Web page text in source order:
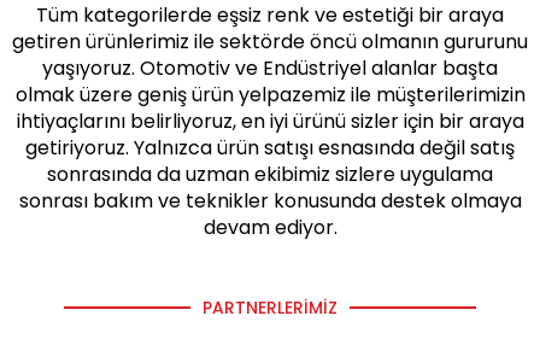
Tüm kategorilerde eşsiz renk ve estetiği bir araya
getiren ürünlerimiz ile sektörde öncü olmanın gururunu
yaşıyoruz. Otomotiv ve Endüstriyel alanlar başta
olmak üzere geniş ürün yelpazemiz ile müşterilerimizin
ihtiyaçlarını belirliyoruz, en iyi ürünü sizler için bir araya
getiriyoruz. Yalnızca ürün satışı esnasında değil satış
sonrasında da uzman ekibimiz sizlere uygulama
sonrası bakım ve teknikler konusunda destek olmaya
devam ediyor.
PARTNERLERIMIZ